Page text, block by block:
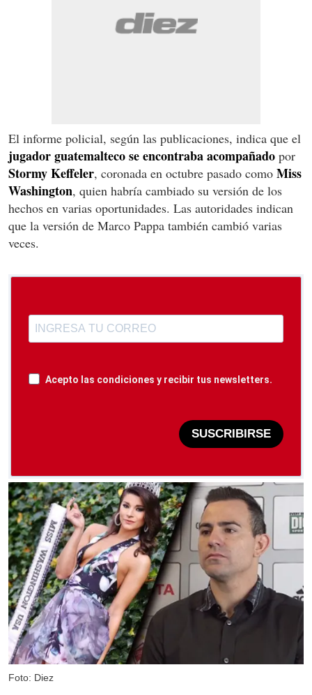
El informe policial, según las publicaciones, indica que el
jugador guatemalteco se encontraba acompañado por
Stormy Keffeler, coronada en octubre pasado como Miss
Washington, quien habría cambiado su versión de los
hechos en varias oportunidades. Las autoridades indican
que la versión de Marco Pappa también cambió varias
veces.
Acepto las condiciones y recibir tus newsletters.
SUSCRIBIRSE
Foto: Diez